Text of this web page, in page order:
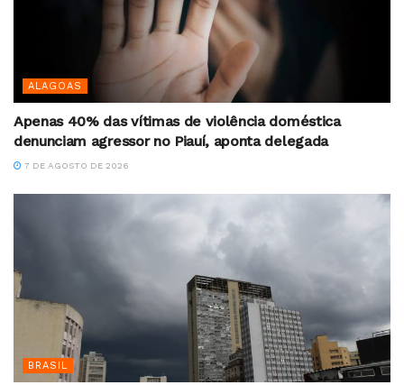
ALAGOAS
Apenas 40% das vítimas de violência doméstica
denunciam agressor no Piauí, aponta delegada
7 DE AGOSTO DE 2026
BRASIL